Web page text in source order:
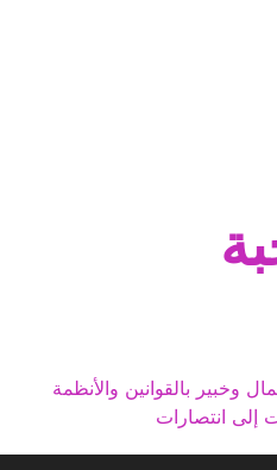
بالقوانين والأنظمة
إلى انتصارات